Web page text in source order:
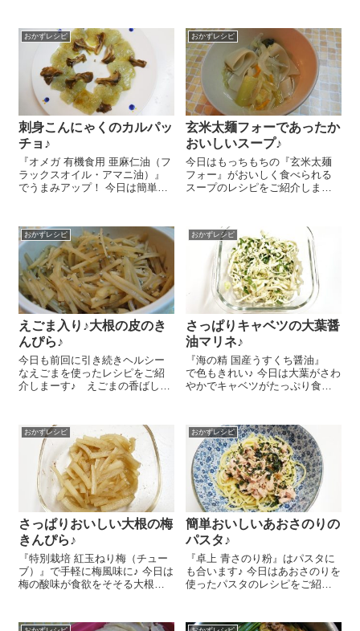
もおすすめですよ～＾＾。 熱々
のご飯にゆでたほうれん草、キ
ムチ、『とろさば水煮』 1/2缶
をほ...
でお弁当もちなので、休みにな
らないお弁当生活～。今日はそ
んな日々にちょっと便利なキャ
ベツの中華マリ...
おかずレシピ
刺身こんにゃくのカルパッ
チョ♪
『オメガ 有機食用 亜麻仁油（フ
ラックスオイル・アマニ油）』
でうまみアップ！ 今日は簡単お
す😉 刺身こんにゃくをお皿に並
べまーす。さっと蒸したまいた
けを散らし、...
おかずレシピ
玄米太麺フォーであったか
おいしいスープ♪
今日はもっちもちの『玄米太麺
フォー』がおいしく食べられる
スープのレシピをご紹介しまー
んですよ～(^-^)/ 『玄米太麺フォ
ー』 1袋を熱湯に10分ほど漬け
て戻しておきます。玉ね...
おかずレシピ
えごま入り♪大根の皮のき
んぴら♪
今日も前回に引き続きヘルシー
なえごまを使ったレシピをご紹
介しまーす♪ えごまの香ばしい
全体という言葉がありますよ
ね。大根なら大根の実、皮、葉
もすべて食べることで、大根の
命を余すことな...
おかずレシピ
さっぱりキャベツの大葉醤
油マリネ♪
『海の精 国産うすくち醤油』
で色もきれい♪ 今日は大葉がさわ
やかでキャベツがたっぷり食べ
キャベツ ２００gくらい、大
葉 15枚は千切りにして合わせ
ます。ここ...
おかずレシピ
さっぱりおいしい大根の梅
きんぴら♪
『特別栽培 紅玉ねり梅（チュー
ブ）』で手軽に梅風味に♪ 今日は
梅の酸味が食欲をそそる大根の
いの拍子切りにします。小鍋に
おかずレシピ
簡単おいしいあおさのりの
パスタ♪
『卓上 青さのり粉』はパスタに
も合います♪ 今日はあおさのりを
使ったパスタのレシピをご紹介
す。パスタをゆでている間にツ